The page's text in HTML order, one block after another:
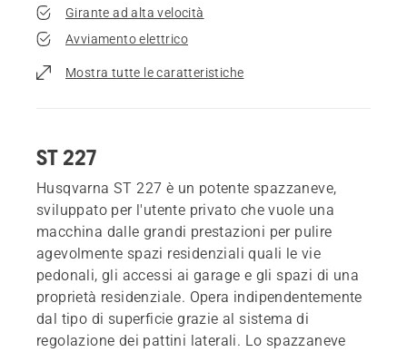
Girante ad alta velocità
Avviamento elettrico
Mostra tutte le caratteristiche
ST 227
Husqvarna ST 227 è un potente spazzaneve,
sviluppato per l'utente privato che vuole una
macchina dalle grandi prestazioni per pulire
agevolmente spazi residenziali quali le vie
pedonali, gli accessi ai garage e gli spazi di una
proprietà residenziale. Opera indipendentemente
dal tipo di superficie grazie al sistema di
regolazione dei pattini laterali. Lo spazzaneve